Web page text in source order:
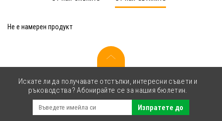
Не е намерен продукт
Искате ли да получавате отстъпки, интересни съвети и
ръководства? Абонирайте се за нашия бюлетин.
Изпратете до